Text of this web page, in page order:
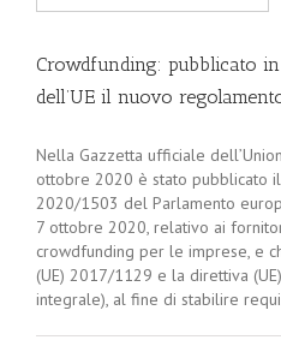
Crowdfunding: pubblicato
dell’UE il nuovo
Nella Gazzetta ufficiale
ottobre 2020 è stato pubblicato il
2020/1503 del Parlamento
7 ottobre 2020, relativo ai
crowdfunding per le imprese, e
(UE) 2017/1129 e la direttiva
integrale), al fine di stabilire